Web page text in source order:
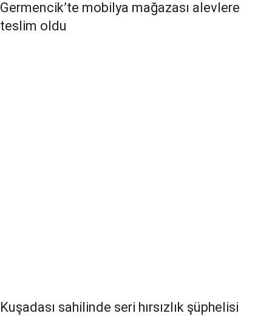
Germencik’te mobilya mağazası alevlere
teslim oldu
Kuşadası sahilinde seri hırsızlık şüphelisi